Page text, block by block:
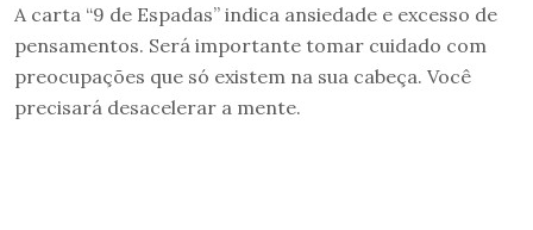
A carta “9 de Espadas” indica ansiedade e excesso de
pensamentos. Será importante tomar cuidado com
preocupações que só existem na sua cabeça. Você
precisará desacelerar a mente.